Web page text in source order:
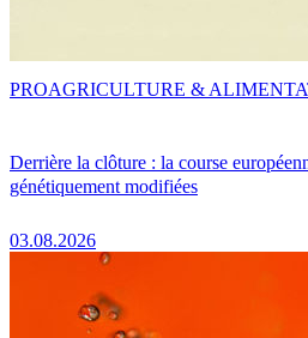
Derrière la clôture : la course
génétiquement modifiées
03.08.2026
PROAGRICULTURE &